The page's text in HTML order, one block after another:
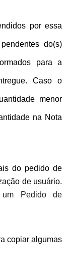
por essa
do(s)
para a
Caso o
menor
na Nota
do pedido de
de usuário.
um Pedido de
copiar algumas